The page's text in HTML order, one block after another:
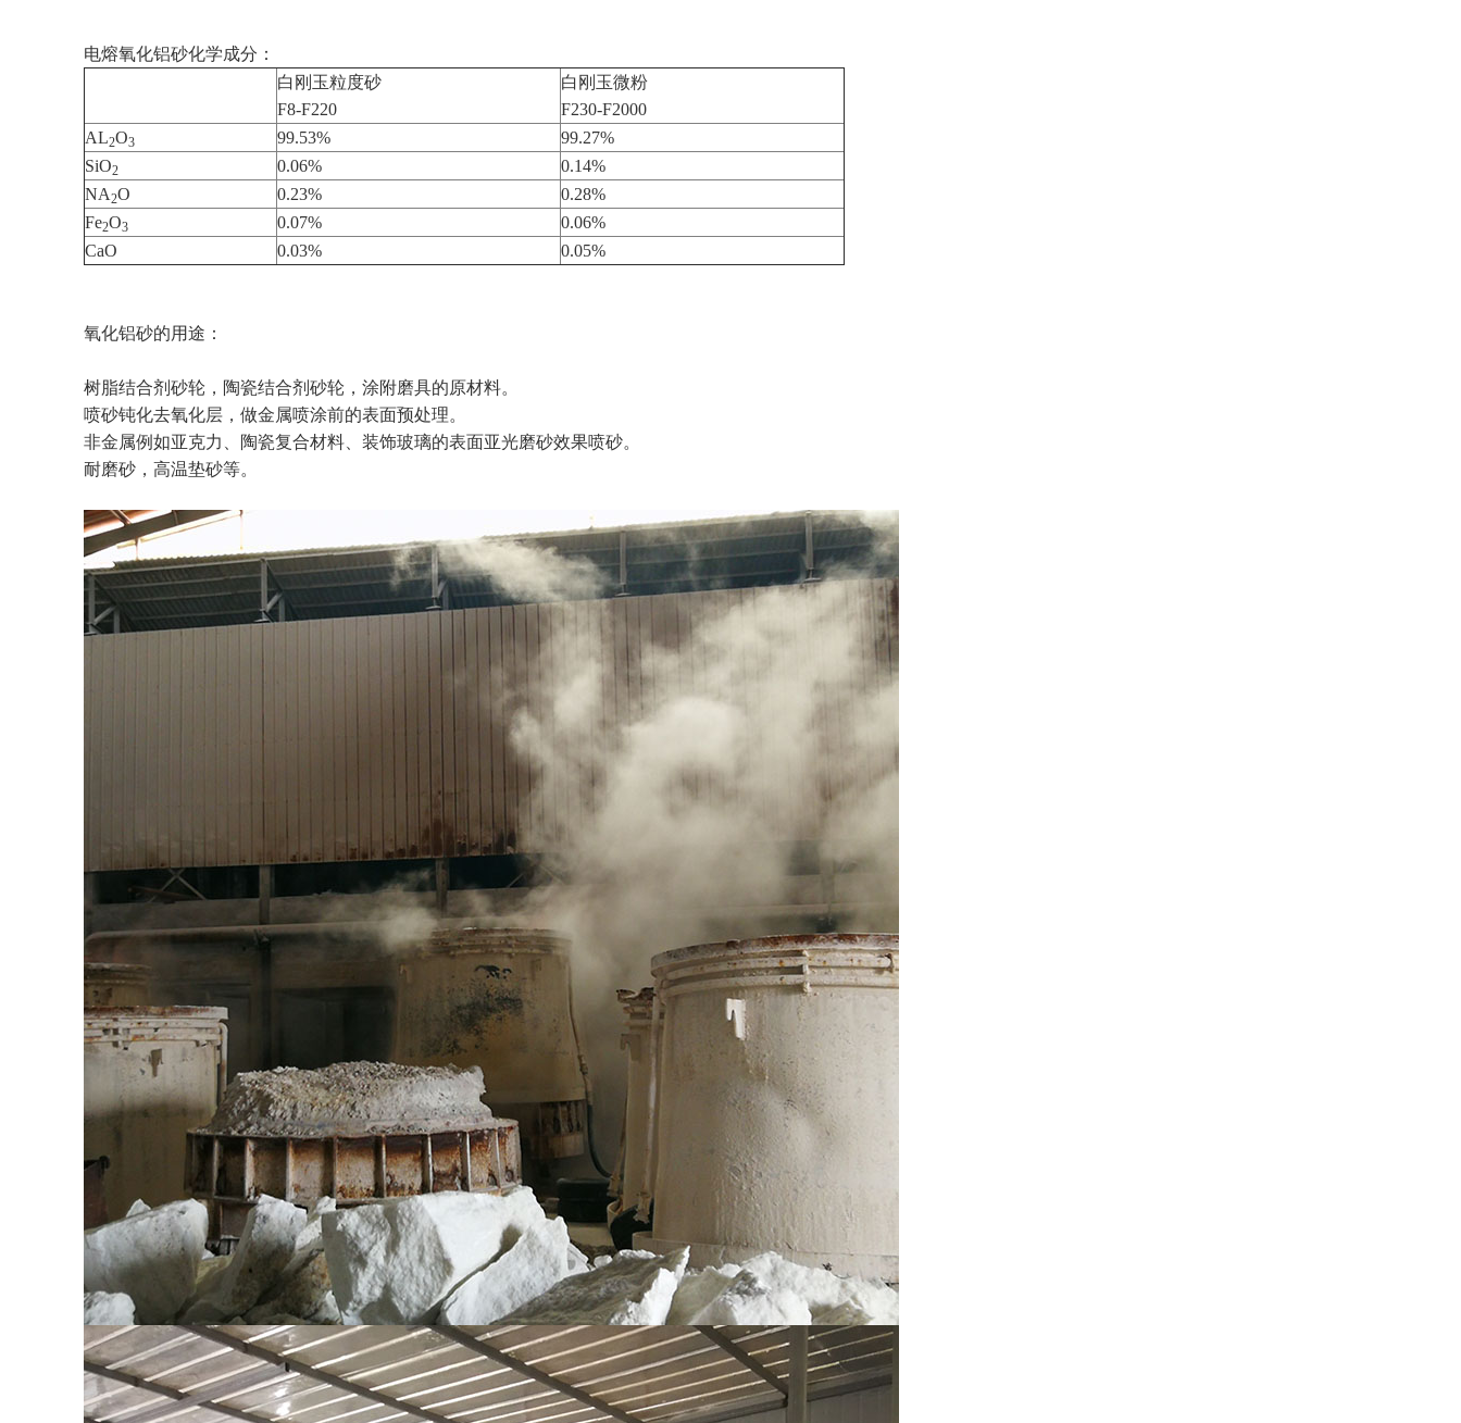
电熔氧化铝砂化学成分：
白刚玉粒度砂
F8-F220
白刚玉微粉
F230-F2000
AL2O3 99.53%
99.27%
SiO2 0.06%
0.14%
NA2O 0.23%
0.28%
Fe2O3 0.07%
0.06%
CaO
0.03% 0.05%
氧化铝砂的用途：
树脂结合剂砂轮，陶瓷结合剂砂轮，涂附磨具的原材料。
喷砂钝化去氧化层，做金属喷涂前的表面预处理。
非金属例如亚克力、陶瓷复合材料、装饰玻璃的表面亚光磨砂效果喷砂。
耐磨砂，高温垫砂等。